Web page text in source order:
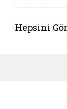
Hepsini